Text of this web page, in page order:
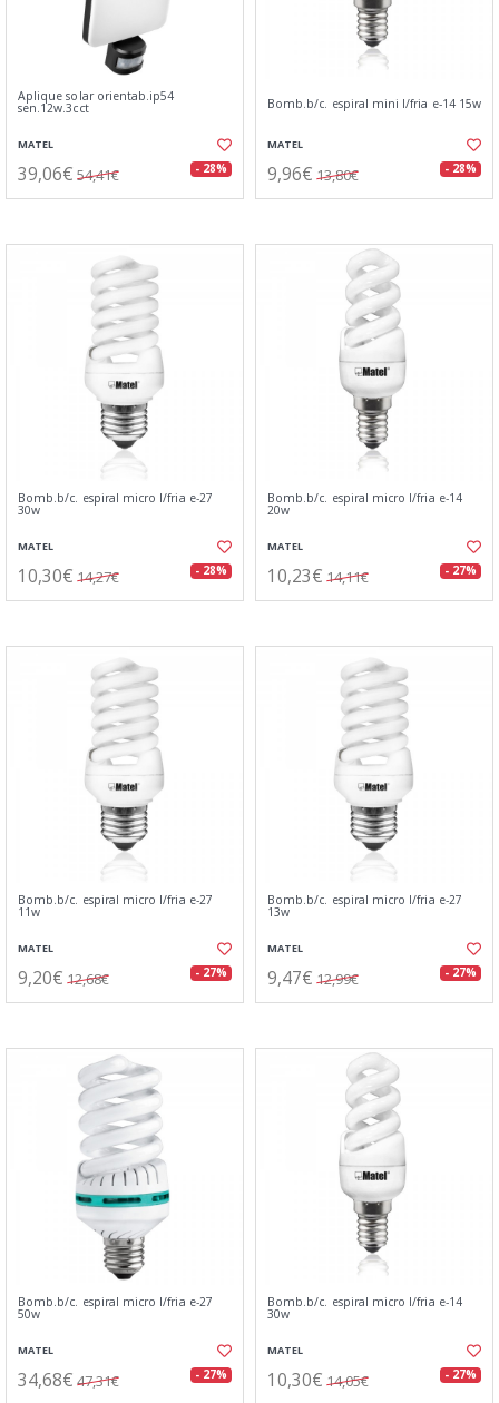
Aplique solar orientab.ip54
sen.12w.3cct
MATEL
39,06€ 54,41€ - 28%
Bomb.b/c. espiral mini l/fria e-14 15w
MATEL
9,96€ 13,80€ - 28%
Bomb.b/c. espiral micro l/fria e-27
30w
MATEL
10,30€ 14,27€ - 28%
Bomb.b/c. espiral micro l/fria e-14
20w
MATEL
10,23€ 14,11€ - 27%
Bomb.b/c. espiral micro l/fria e-27
11w
MATEL
9,20€ 12,68€ - 27%
Bomb.b/c. espiral micro l/fria e-27
13w
MATEL
9,47€ 12,99€ - 27%
Bomb.b/c. espiral micro l/fria e-27
50w
MATEL
34,68€ 47,31€ - 27%
Bomb.b/c. espiral micro l/fria e-14
30w
MATEL
10,30€ 14,05€ - 27%